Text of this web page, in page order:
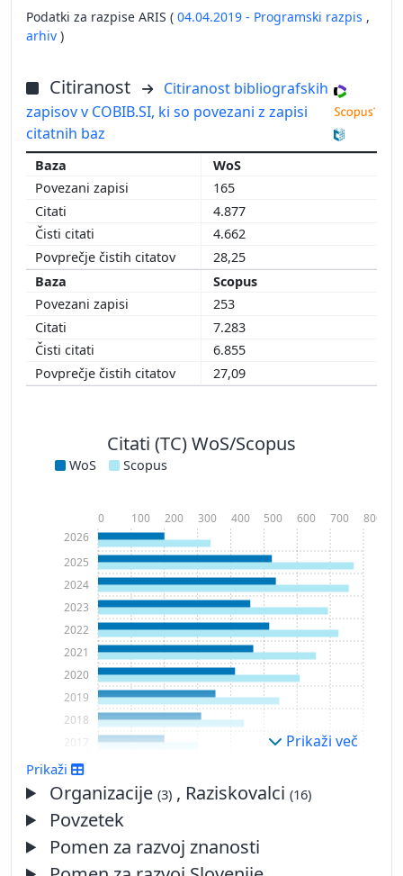
Podatki za razpise ARIS ( 04.04.2019 - Programski razpis ,
arhiv )
Citiranost
Citiranost bibliografskih
zapisov v COBIB.SI, ki so povezani z zapisi
citatnih baz
WoS
165
4.877
4.662
28,25
Scopus
253
7.283
6.855
27,09
Citati (TC) WoS/Scopus
WoS Scopus
2012
2013
2014
2015
2016
2017
2018
2019
2020
2021
2022
2023
2024
2025
2026
0 100 200 300 400 500 600 700 800
Prikaži več
Prikaži
Organizacije(3) , Raziskovalci(16)
Povzetek
Pomen za razvoj znanosti